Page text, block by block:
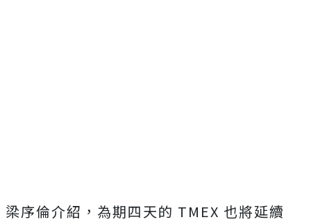
梁序倫介紹，為期四天的 TMEX 也將延續